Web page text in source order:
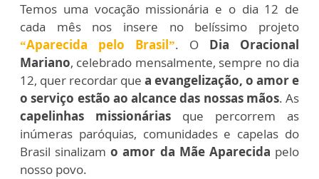
Temos uma vocação missionária e o dia 12 de
cada mês nos insere no belíssimo projeto
“Aparecida pelo Brasil”. O Dia Oracional
Mariano, celebrado mensalmente, sempre no dia
12, quer recordar que a evangelização, o amor e
o serviço estão ao alcance das nossas mãos. As
capelinhas missionárias que percorrem as
inúmeras paróquias, comunidades e capelas do
Brasil sinalizamo amor da Mãe Aparecida pelo
nosso povo.